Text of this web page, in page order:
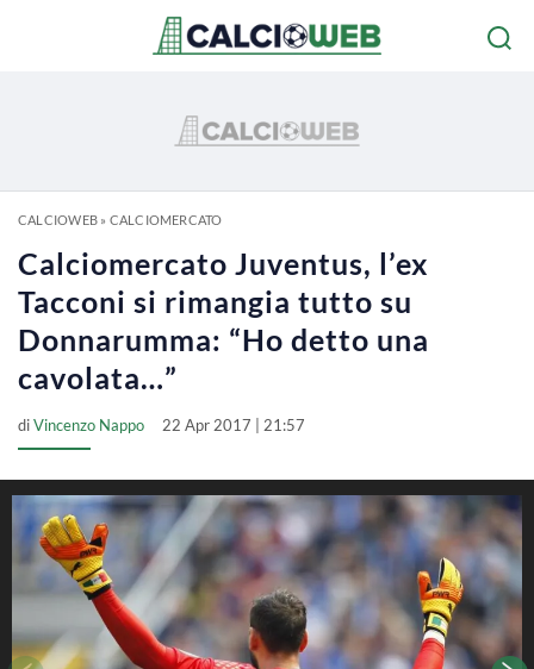
CALCIOWEB» CALCIOMERCATO
Calciomercato Juventus, l’ex
Tacconi si rimangia tutto su
Donnarumma: “Ho detto una
cavolata…”
diVincenzo Nappo 22 Apr 2017 | 21:57